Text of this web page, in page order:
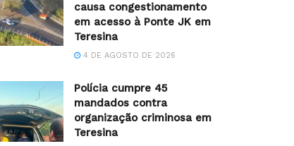
causa congestionamento
em acesso à Ponte JK em
Teresina
4 DE AGOSTO DE 2026
Polícia cumpre 45
mandados contra
organização criminosa em
Teresina